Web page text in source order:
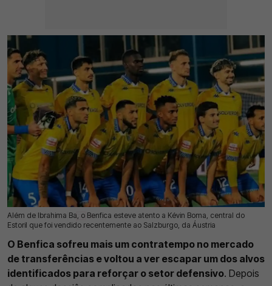
Além de Ibrahima Ba, o Benfica esteve atento a Kévin Boma, central do
Estoril que foi vendido recentemente ao Salzburgo, da Áustria
16 Jul 2026 | 12:33 | 0
O Benfica sofreu mais um contratempo no mercado
de transferências e voltou a ver escapar um dos alvos
identificados para reforçar o setor defensivo. Depois